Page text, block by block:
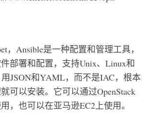
，Ansible是一种配置和管理工具，
部署和配置，支持Unix、Linux和
JSON和YAML，而不是IAC，根本
可以安装。它可以通过OpenStack
，也可以在亚马逊EC2上使用。